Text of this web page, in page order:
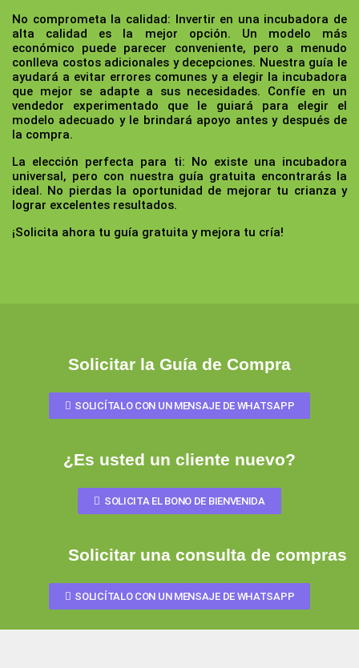
No comprometa la calidad: Invertir en una incubadora de
alta calidad es la mejor opción. Un modelo más
económico puede parecer conveniente, pero a menudo
conlleva costos adicionales y decepciones. Nuestra guía le
ayudará a evitar errores comunes y a elegir la incubadora
que mejor se adapte a sus necesidades. Confíe en un
vendedor experimentado que le guiará para elegir el
modelo adecuado y le brindará apoyo antes y después de
la compra.
La elección perfecta para ti: No existe una incubadora
universal, pero con nuestra guía gratuita encontrarás la
ideal. No pierdas la oportunidad de mejorar tu crianza y
lograr excelentes resultados.
¡Solicita ahora tu guía gratuita y mejora tu cría!
Solicitar la Guía de Compra
SOLICÍTALO CON UN MENSAJE DE WHATSAPP
¿Es usted un cliente nuevo?
SOLICITA EL BONO DE BIENVENIDA
Solicitar una consulta de compras
SOLICÍTALO CON UN MENSAJE DE WHATSAPP